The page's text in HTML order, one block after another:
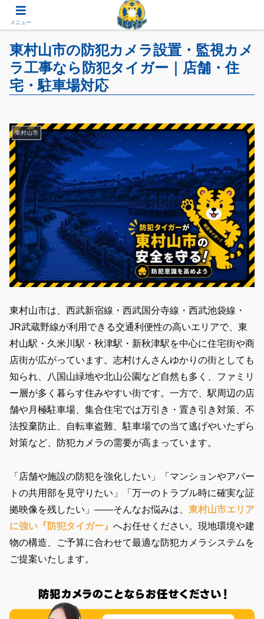
東村山市の防犯カメラ設置・監視カメ
ラ工事なら防犯タイガー｜店舗・住
宅・駐車場対応
東村山市
東村山市は、西武新宿線・西武国分寺線・西武池袋線・
JR武蔵野線が利用できる交通利便性の高いエリアで、東
村山駅・久米川駅・秋津駅・新秋津駅を中心に住宅街や商
店街が広がっています。志村けんさんゆかりの街としても
知られ、八国山緑地や北山公園など自然も多く、ファミリ
ー層が多く暮らす住みやすい街です。一方で、駅周辺の店
舗や月極駐車場、集合住宅では万引き・置き引き対策、不
法投棄防止、自転車盗難、駐車場での当て逃げやいたずら
対策など、防犯カメラの需要が高まっています。
「店舗や施設の防犯を強化したい」「マンションやアパー
トの共用部を見守りたい」「万一のトラブル時に確実な証
拠映像を残したい」——そんなお悩みは、 東村山市エリア
に強い『防犯タイガー』 へお任せください。現地環境や建
物の構造、ご予算に合わせて最適な防犯カメラシステムを
ご提案いたします。
メニュー